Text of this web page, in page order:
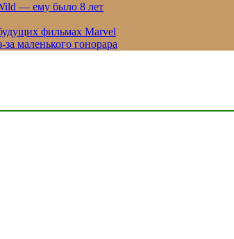
— ему было 8 лет
фильмах Marvel
маленького гонорара